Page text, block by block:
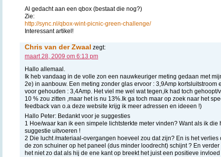
Al gedacht aan een qbox (bestaat die nog?)
Zie:
http://sync.nl/qbox-wint-picnic-green-challenge/
Interessant artikel!
Chris van der Zwaal zegt:
maart 28, 2009 om 6:13 pm
Hallo allemaal.
Ik heb vandaag in de volle zon een nauwkeuriger meting gedaan met
2e) in aanbouw. Een meting zonder glas ervoor : 3,9Amp kortsluitstroom
voor gehouden : 3,4Amp. Het viel me wel wat tegen,ik had toch gehoopt/
10 % zou zitten ,maar het is nu 13%.Ik ga toch maar op zoek naar het
feedback van o.a deze website krijg ik meer adressen en ideeen !)
Hallo Peter: Bedankt voor je suggesties
1 Hoe/waar kan ik een simpele lichtsterkte meter vinden? Want als ik
suggestie uitvoeren !
2 Die lucht /materiaal-overgangen hoeveel zou dat zijn? En is het
de zon schuiner op het paneel (dus minder loodrecht) schijnt ? En
het niet zo dat als hij de ene kant op breekt het juist een positieve